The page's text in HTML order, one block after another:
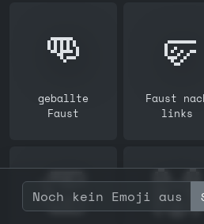
👊
geballte
Faust
🤛
Faust
links
👏 🙌